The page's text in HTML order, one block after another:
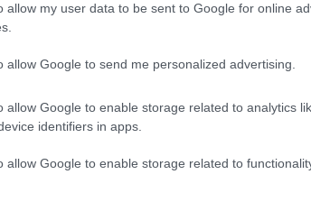
allow my user data to be sent to Google for online
allow Google to send me personalized advertising.
allow Google to enable storage related to analytics
identifiers in apps.
allow Google to enable storage related to